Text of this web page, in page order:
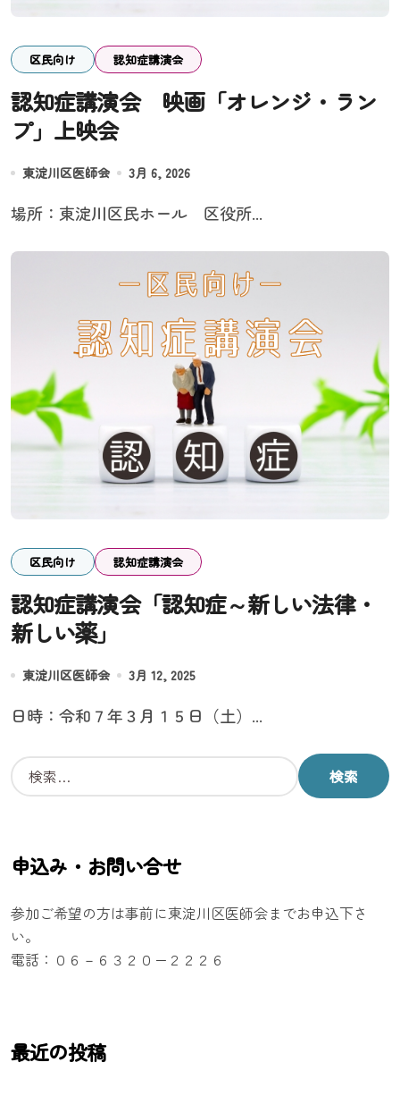
区民向け 認知症講演会
認知症講演会 映画「オレンジ・ラン
プ」上映会
東淀川区医師会 3月 6, 2026
場所：東淀川区民ホール 区役所...
区民向け 認知症講演会
認知症講演会「認知症～新しい法律・
新しい薬」
東淀川区医師会 3月 12, 2025
日時：令和７年３月１５日（土）...
検
索
申込み・お問い合せ
参加ご希望の方は事前に東淀川区医師会までお申込下さ
い。
電話：０６－６３２０ー２２２６
最近の投稿